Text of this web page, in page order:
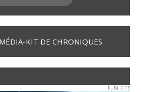
KIT DE CHRONIQUES
PUBLICITE